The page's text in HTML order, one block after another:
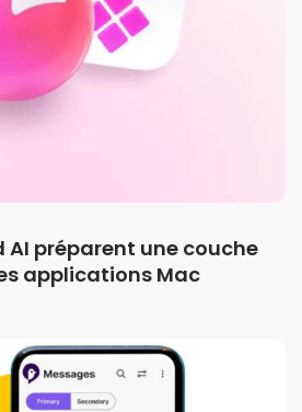
AI préparent une couche
applications Mac